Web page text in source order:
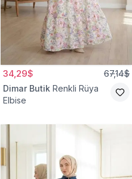
34,29$ 67,14$
Dimar Butik Renkli Rüya
Elbise